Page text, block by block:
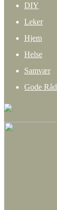
DIY
Leker
Hjem
Helse
Samvær
Gode Råd